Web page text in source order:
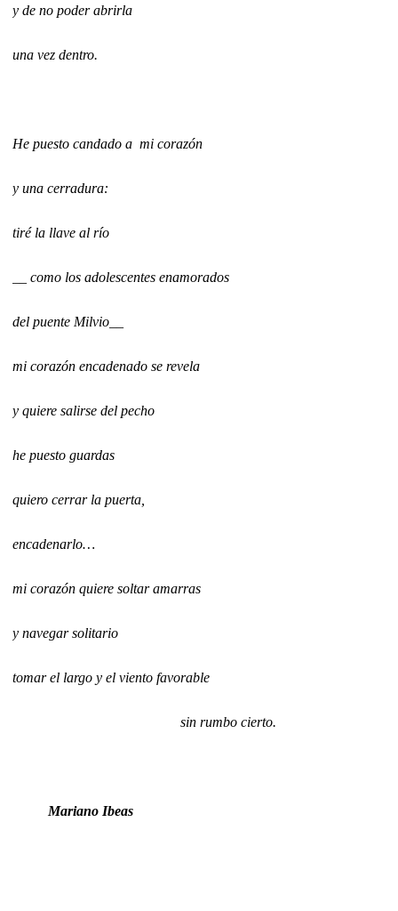
y de no poder abrirla
una vez dentro.
He puesto candado a mi corazón
y una cerradura:
tiré la llave al río
__ como los adolescentes enamorados
del puente Milvio__
mi corazón encadenado se revela
y quiere salirse del pecho
he puesto guardas
quiero cerrar la puerta,
encadenarlo…
mi corazón quiere soltar amarras
y navegar solitario
tomar el largo y el viento favorable
sin rumbo cierto.
Mariano Ibeas